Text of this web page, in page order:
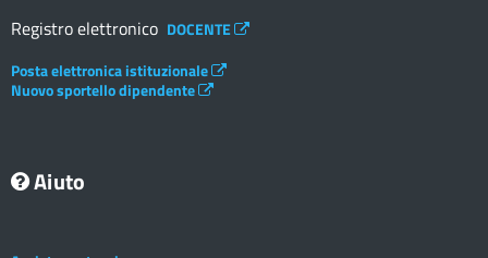
Registro elettronico DOCENTE
Posta elettronica istituzionale
Nuovo sportello dipendente
Aiuto